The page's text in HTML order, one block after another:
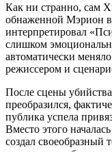
Как ни странно, сам
обнаженной Мэрион в
интерпретировал
слишком
автоматически
режиссером и
После сцены
преобразился,
публика успела
Вместо этого
создал своеобразный